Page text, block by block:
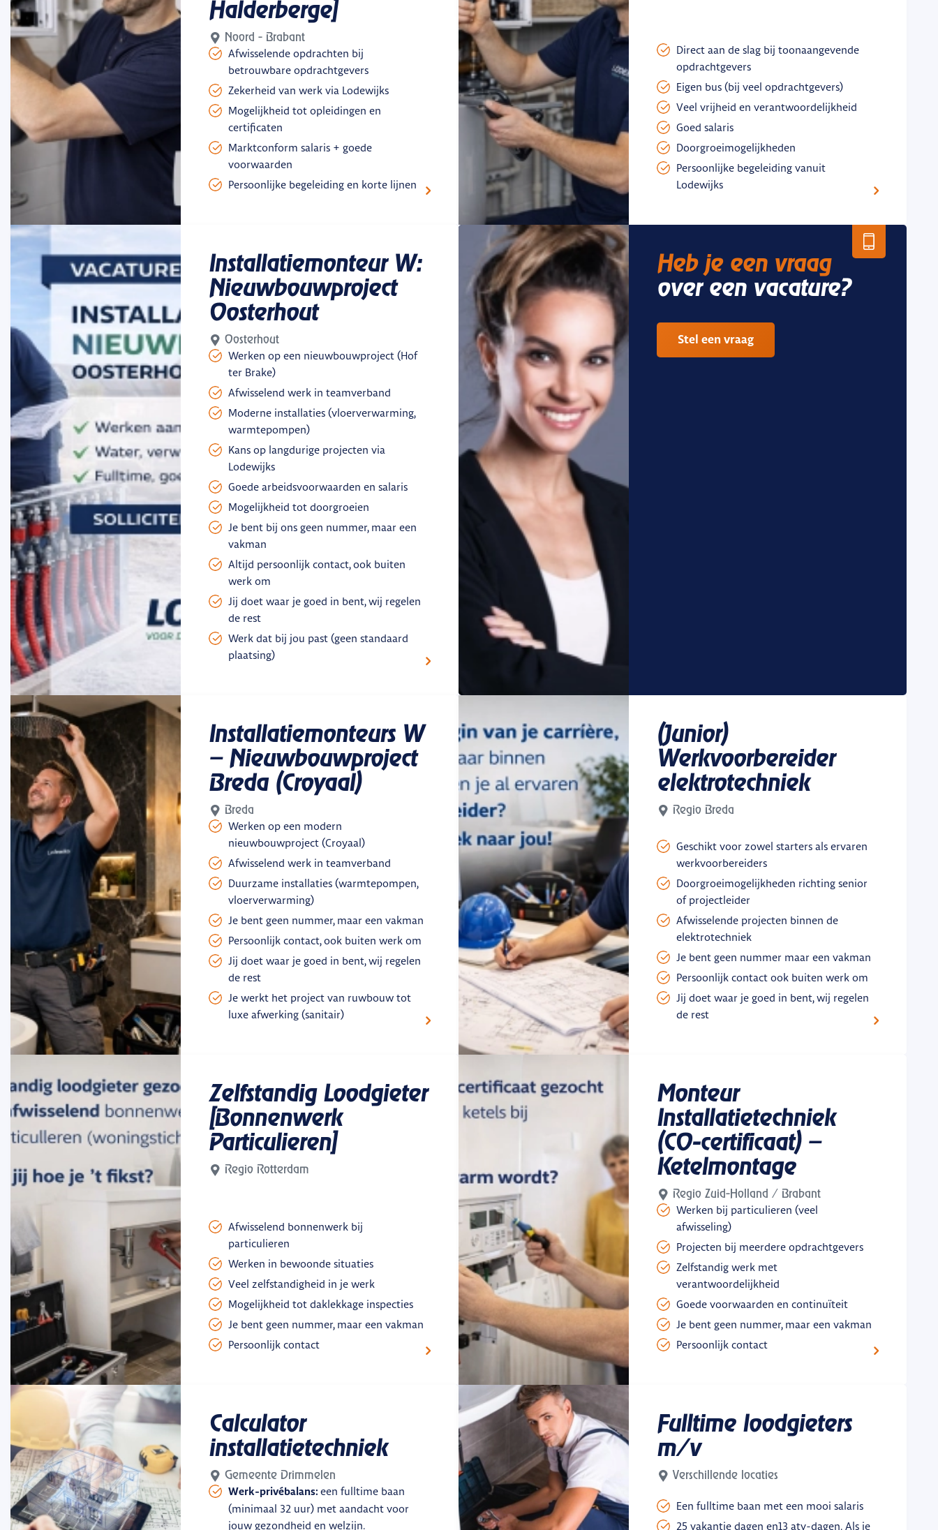
Halderberge]
Noord - Brabant
Afwisselende opdrachten bij
betrouwbare opdrachtgevers
Zekerheid van werk via Lodewijks
Mogelijkheid tot opleidingen en
certificaten
Marktconform salaris + goede
voorwaarden
Persoonlijke begeleiding en korte lijnen
Direct aan de slag bij toonaangevende
opdrachtgevers
Eigen bus (bij veel opdrachtgevers)
Veel vrijheid en verantwoordelijkheid
Goed salaris
Doorgroeimogelijkheden
Persoonlijke begeleiding vanuit
Lodewijks
Installatiemonteur W:
Nieuwbouwproject
Oosterhout
Oosterhout
Werken op een nieuwbouwproject (Hof
ter Brake)
Afwisselend werk in teamverband
Moderne installaties (vloerverwarming,
warmtepompen)
Kans op langdurige projecten via
Lodewijks
Goede arbeidsvoorwaarden en salaris
Mogelijkheid tot doorgroeien
Je bent bij ons geen nummer, maar een
vakman
Altijd persoonlijk contact, ook buiten
werk om
Jij doet waar je goed in bent, wij regelen
de rest
Werk dat bij jou past (geen standaard
plaatsing)
Heb je een vraag
over een vacature?
Stel een vraag
Installatiemonteurs W
– Nieuwbouwproject
Breda (Croyaal)
Breda
Werken op een modern
nieuwbouwproject (Croyaal)
Afwisselend werk in teamverband
Duurzame installaties (warmtepompen,
vloerverwarming)
Je bent geen nummer, maar een vakman
Persoonlijk contact, ook buiten werk om
Jij doet waar je goed in bent, wij regelen
de rest
Je werkt het project van ruwbouw tot
luxe afwerking (sanitair)
(Junior)
Werkvoorbereider
elektrotechniek
Regio Breda
Geschikt voor zowel starters als ervaren
werkvoorbereiders
Doorgroeimogelijkheden richting senior
of projectleider
Afwisselende projecten binnen de
elektrotechniek
Je bent geen nummer maar een vakman
Persoonlijk contact ook buiten werk om
Jij doet waar je goed in bent, wij regelen
de rest
Zelfstandig Loodgieter
[Bonnenwerk
Particulieren]
Regio Rotterdam
Afwisselend bonnenwerk bij
particulieren
Werken in bewoonde situaties
Veel zelfstandigheid in je werk
Mogelijkheid tot daklekkage inspecties
Je bent geen nummer, maar een vakman
Persoonlijk contact
Monteur
Installatietechniek
(CO-certificaat) –
Ketelmontage
Regio Zuid-Holland / Brabant
Werken bij particulieren (veel
afwisseling)
Projecten bij meerdere opdrachtgevers
Zelfstandig werk met
verantwoordelijkheid
Goede voorwaarden en continuïteit
Je bent geen nummer, maar een vakman
Persoonlijk contact
Calculator
installatietechniek
Gemeente Drimmelen
Werk-privébalans: een fulltime baan
(minimaal 32 uur) met aandacht voor
jouw gezondheid en welzijn.
Fulltime loodgieters
m/v
Verschillende locaties
Een fulltime baan met een mooi salaris
25 vakantie dagen en13 atv-dagen. Als je